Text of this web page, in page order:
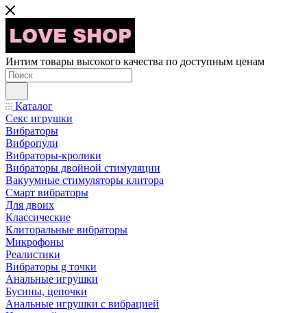
Интим товары высокого качества по доступным ценам
Каталог
Секс игрушки
Вибраторы
Вибропули
Вибраторы-кролики
Вибраторы двойной стимуляции
Вакуумные стимуляторы клитора
Смарт вибраторы
Для двоих
Классические
Клиторальные вибраторы
Микрофоны
Реалистики
Вибраторы g точки
Анальные игрушки
Бусины, цепочки
Анальные игрушки с вибрацией